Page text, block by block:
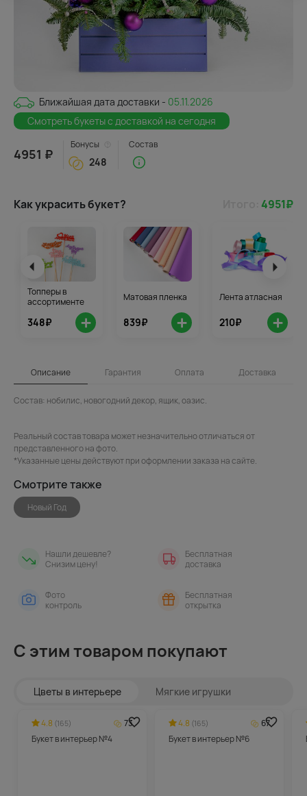
Ближайшая дата доставки - 05.11.2026
Смотреть букеты с доставкой на сегодня
4951 ₽
Бонусы
248
Состав
Как украсить букет? 4951₽
Топперы в
ассортименте
348₽ +
Матовая пленка
839₽ +
Лента атласная
210₽ +
Описание Гарантия Оплата Доставка
Состав: нобилис, новогодний декор, ящик, оазис.
Реальный состав товара может незначительно отличаться от
представленного на фото.
*Указанные цены действуют при оформлении заказа на сайте.
Смотрите также
Новый Год
Нашли дешевле?
Снизим цену!
Бесплатная
доставка
Фото
контроль
Бесплатная
открытка
С этим товаром покупают
Цветы в интерьере Мягкие игрушки
4.8 (165)
73
Букет в интерьер №4
4.8 (165)
67
Букет в интерьер №6